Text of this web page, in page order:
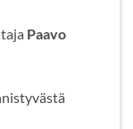
Paavo